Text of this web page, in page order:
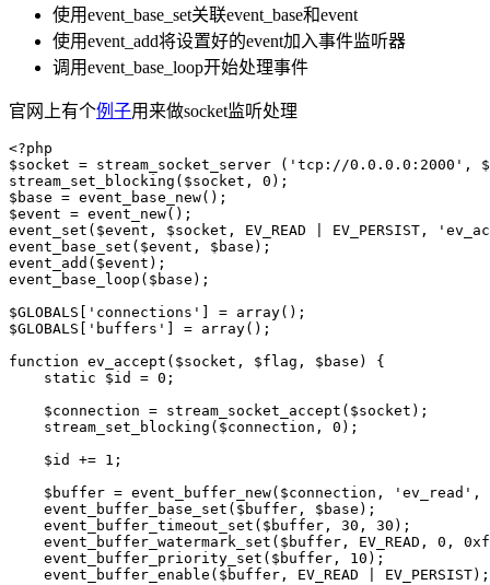
使用event_base_set关联event_base和event
使用event_add将设置好的event加入事件监听器
调用event_base_loop开始处理事件
官网上有个例子用来做socket监听处理
<?php
$socket = stream_socket_server ('tcp://0.0.0.0:2000',
stream_set_blocking($socket, 0);
$base = event_base_new();
$event = event_new();
event_set($event, $socket, EV_READ | EV_PERSIST,
event_base_set($event, $base);
event_add($event);
event_base_loop($base);
$GLOBALS['connections'] = array();
$GLOBALS['buffers'] = array();
function ev_accept($socket, $flag, $base) {
    static $id = 0;
    $connection = stream_socket_accept($socket);
    stream_set_blocking($connection, 0);
    $id += 1;
$buffer = event_buffer_new($connection, 'ev_read',
    event_buffer_base_set($buffer, $base);
    event_buffer_timeout_set($buffer, 30, 30);
event_buffer_watermark_set($buffer, EV_READ, 0,
    event_buffer_priority_set($buffer, 10);
    event_buffer_enable($buffer, EV_READ | EV_PERSIST);